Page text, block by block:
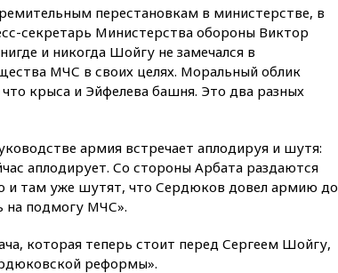
сгорел под Киевом
вчера, 18:35Джаред Лето
лишился роли в фильме
Барри Левинсона на фоне
обвинений в насилии
1 ноября»
вчера, 18:15 Путин указал на
нехватку врачей в
временную защиту для
перестановкам в министерстве, в
секретарь Министерства обороны Виктор
и никогда Шойгу не замечался в
МЧС в своих целях. Моральный облик
крыса и Эйфелева башня. Это два разных
армия встречает аплодируя и шутя:
аплодирует. Со стороны Арбата раздаются
и там уже шутят, что Сердюков довел армию до
на подмогу МЧС».
которая теперь стоит перед Сергеем Шойгу,
реформы».